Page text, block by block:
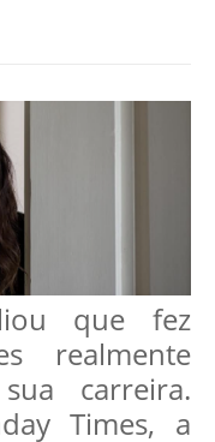
que fez
realmente
carreira.
Times, a